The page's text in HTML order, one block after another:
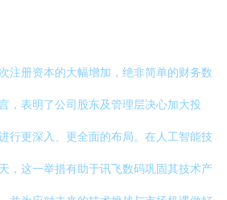
注册资本的大幅增加，绝非简单的财务数
，表明了公司股东及管理层决心加大投
行更深入、更全面的布局。在人工智能技
，这一举措有助于讯飞数码巩固其技术产